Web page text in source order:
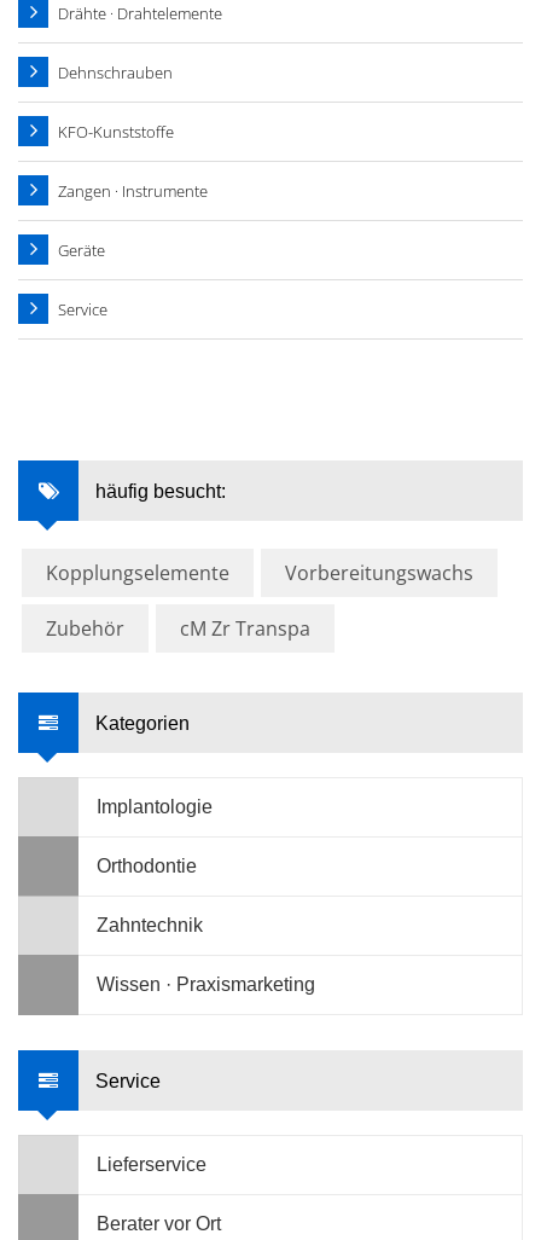
Drähte · Drahtelemente
Dehnschrauben
KFO-Kunststoffe
Zangen · Instrumente
Geräte
Service
häufig besucht:
Kopplungselemente Vorbereitungswachs
Zubehör cM Zr Transpa
Kategorien
Implantologie
Orthodontie
Zahntechnik
Wissen · Praxismarketing
Service
Lieferservice
Berater vor Ort